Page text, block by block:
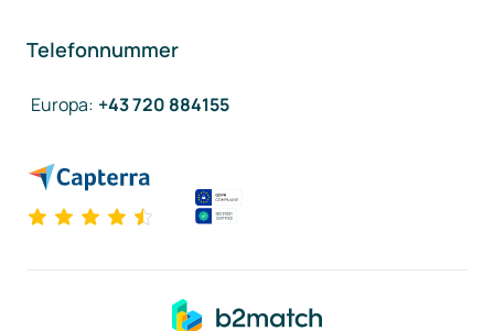
Telefonnummer
Europa: +43 720 884155